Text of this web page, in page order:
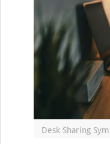
Desk Sharing